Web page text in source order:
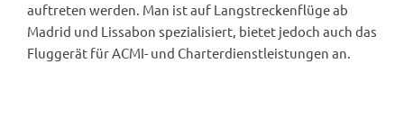
auftreten werden. Man ist auf Langstreckenflüge ab
Madrid und Lissabon spezialisiert, bietet jedoch auch das
Fluggerät für ACMI- und Charterdienstleistungen an.